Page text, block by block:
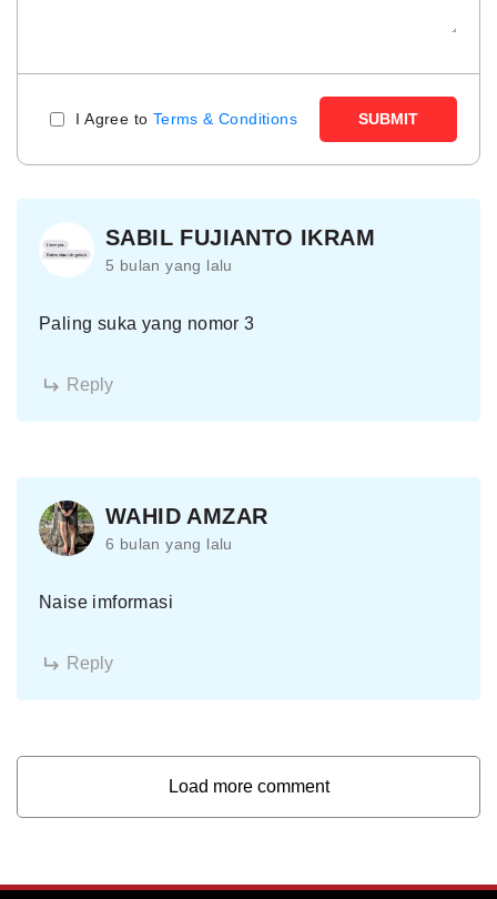
I Agree to Terms & Conditions SUBMIT
SABIL FUJIANTO IKRAM
5 bulan yang lalu
Paling suka yang nomor 3
Reply
WAHID AMZAR
6 bulan yang lalu
Naise imformasi
Reply
Load more comment